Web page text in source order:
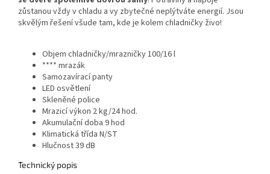
zůstanou vždy v chladu a vy zbytečné neplýtváte energií. Jsou
skvělým řešení všude tam, kde je kolem chladničky živo!
Objem chladničky/mrazničky 100/16 l
**** mrazák
Samozavírací panty
LED osvětlení
Skleněné police
Mrazicí výkon 2 kg/24 hod.
Akumulační doba 9 hod
Klimatická třída N/ST
Hlučnost 39 dB
Technický popis